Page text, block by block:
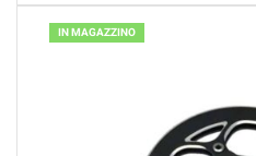
IN MAGAZZINO